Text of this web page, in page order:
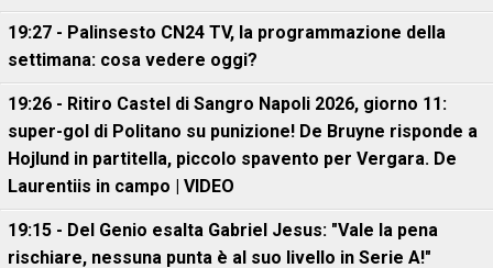
19:27 - Palinsesto CN24 TV, la programmazione della
settimana: cosa vedere oggi?
19:26 - Ritiro Castel di Sangro Napoli 2026, giorno 11:
super-gol di Politano su punizione! De Bruyne risponde a
Hojlund in partitella, piccolo spavento per Vergara. De
Laurentiis in campo | VIDEO
19:15 - Del Genio esalta Gabriel Jesus: "Vale la pena
rischiare, nessuna punta è al suo livello in Serie A!"